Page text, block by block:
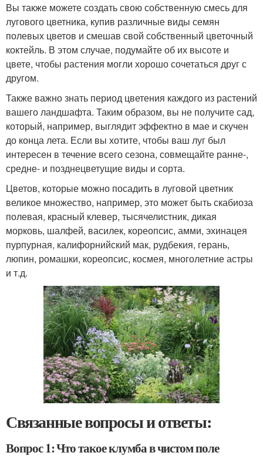
Вы также можете создать свою собственную смесь для
лугового цветника, купив различные виды семян
полевых цветов и смешав свой собственный цветочный
коктейль. В этом случае, подумайте об их высоте и
цвете, чтобы растения могли хорошо сочетаться друг с
другом.
Также важно знать период цветения каждого из растений
вашего ландшафта. Таким образом, вы не получите сад,
который, например, выглядит эффектно в мае и скучен
до конца лета. Если вы хотите, чтобы ваш луг был
интересен в течение всего сезона, совмещайте ранне-,
средне- и позднецветущие виды и сорта.
Цветов, которые можно посадить в луговой цветник
великое множество, например, это может быть скабиоза
полевая, красный клевер, тысячелистник, дикая
морковь, шалфей, василек, кореопсис, амми, эхинацея
пурпурная, калифорнийский мак, рудбекия, герань,
люпин, ромашки, кореопсис, космея, многолетние астры
и т.д.
Связанные вопросы и ответы:
Вопрос 1: Что такое клумба в чистом поле